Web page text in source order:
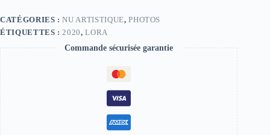
CATÉGORIES :NU ARTISTIQUE,PHOTOS
ÉTIQUETTES : 2020,LORA
Commande sécurisée garantie